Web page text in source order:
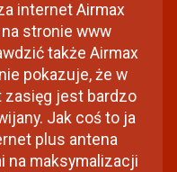
internet Airmax
stronie www
także Airmax
pokazuje, że w
zasięg jest bardzo
Jak coś to ja
plus antena
na maksymalizacji